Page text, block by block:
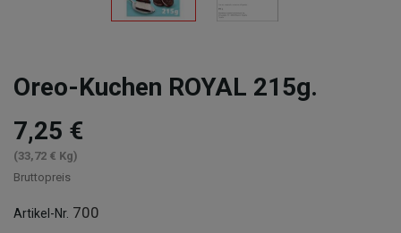
Oreo-Kuchen ROYAL 215g.
7,25 €
(33,72 € Kg)
Bruttopreis
Artikel-Nr. 700